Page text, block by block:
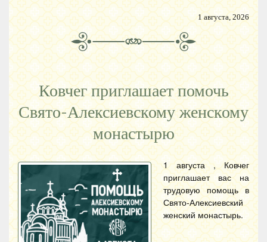
1 августа, 2026
Ковчег приглашает помочь
Свято-Алексиевскому женскому
монастырю
1 августа , Ковчег
приглашает вас на
трудовую помощь в
Свято-Алексиевский
женский монастырь.